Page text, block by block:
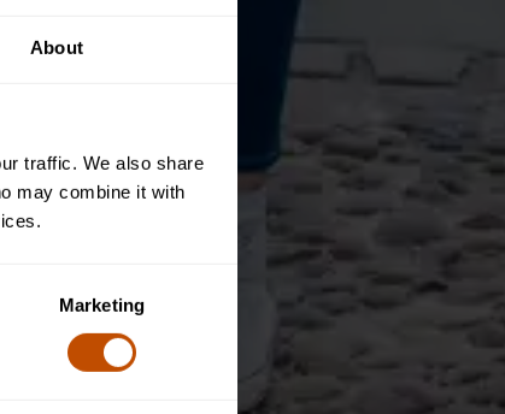
About
traffic. We also share
may combine it with
Marketing